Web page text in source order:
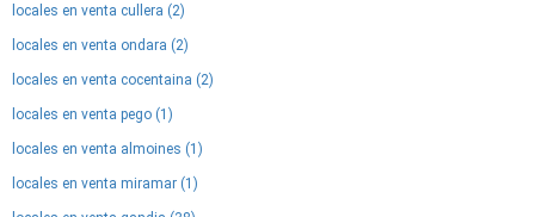
locales en venta cullera (2)
locales en venta ondara (2)
locales en venta cocentaina (2)
locales en venta pego (1)
locales en venta almoines (1)
locales en venta miramar (1)